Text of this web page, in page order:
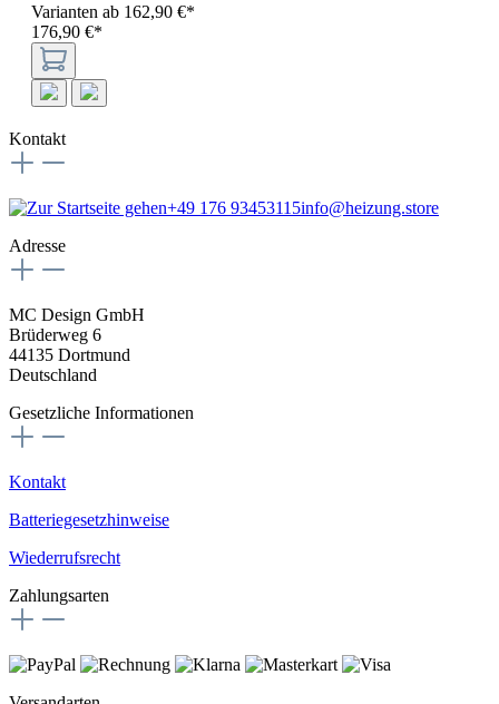
Varianten ab 162,90 €*
176,90 €*
Kontakt
+49 176 93453115info@heizung.store
Adresse
MC Design GmbH
Brüderweg 6
44135 Dortmund
Deutschland
Gesetzliche Informationen
Kontakt
Batteriegesetzhinweise
Wiederrufsrecht
Zahlungsarten